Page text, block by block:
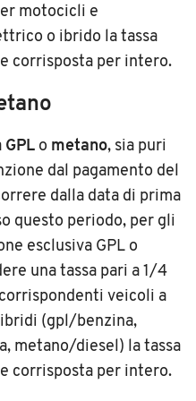
motocicli e
o ibrido la tassa
corrisposta per intero.
GPL o metano, sia puri
dal pagamento del
dalla data di prima
questo periodo, per gli
esclusiva GPL o
una tassa pari a 1/4
veicoli a
(gpl/benzina,
metano/diesel) la tassa
corrisposta per intero.